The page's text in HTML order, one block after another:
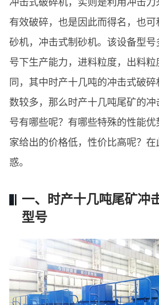
有效破碎，也是因此而得名，也
砂机，冲击式制砂机。该设备型号
号下生产能力，进料粒度，出料粒
同，其中时产十几吨的冲击式破
数较多，那么时产十几吨尾矿的冲
号有哪些呢？有哪些特殊的性能优
家给出的价格低，性价比高呢？
惑。
一、时产十几吨尾矿冲
型号